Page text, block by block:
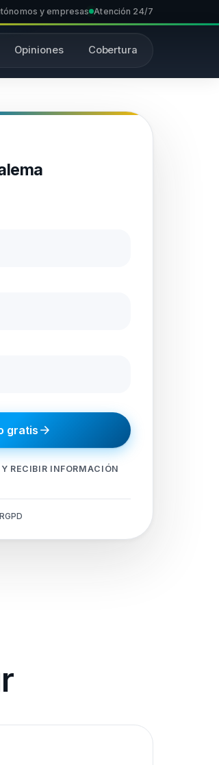
y empresas Atención 24/7
Opiniones Cobertura
gratis
Y RECIBIR INFORMACIÓN